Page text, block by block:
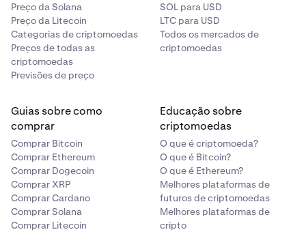
Preço da Solana
Preço da Litecoin
Categorias de criptomoedas
Preços de todas as
criptomoedas
Previsões de preço
SOL para USD
LTC para USD
Todos os mercados de
criptomoedas
Guias sobre como
comprar
Comprar Bitcoin
Comprar Ethereum
Comprar Dogecoin
Comprar XRP
Comprar Cardano
Comprar Solana
Comprar Litecoin
Educação sobre
criptomoedas
O que é criptomoeda?
O que é Bitcoin?
O que é Ethereum?
Melhores plataformas de
futuros de criptomoedas
Melhores plataformas de
cripto